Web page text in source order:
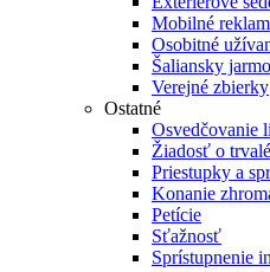
Mobilné
Osobitné
Šaliansky
Verejné zbierky
Ostatné
Osvedčovanie
Žiadosť o
Priestupky a
Konanie
Petície
Sťažnosť
Sprístupnenie